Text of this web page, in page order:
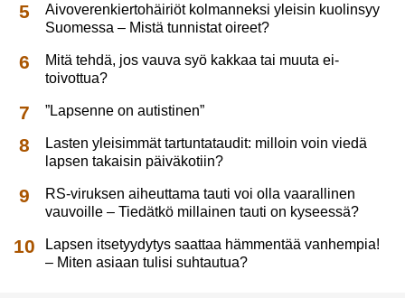
Aivoverenkiertohäiriöt kolmanneksi yleisin kuolinsyy
Suomessa – Mistä tunnistat oireet?
Mitä tehdä, jos vauva syö kakkaa tai muuta ei-
toivottua?
”Lapsenne on autistinen”
Lasten yleisimmät tartuntataudit: milloin voin viedä
lapsen takaisin päiväkotiin?
RS-viruksen aiheuttama tauti voi olla vaarallinen
vauvoille – Tiedätkö millainen tauti on kyseessä?
Lapsen itsetyydytys saattaa hämmentää vanhempia!
– Miten asiaan tulisi suhtautua?